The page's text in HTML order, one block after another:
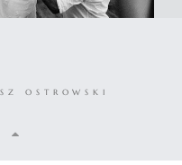
OSTROWSKI